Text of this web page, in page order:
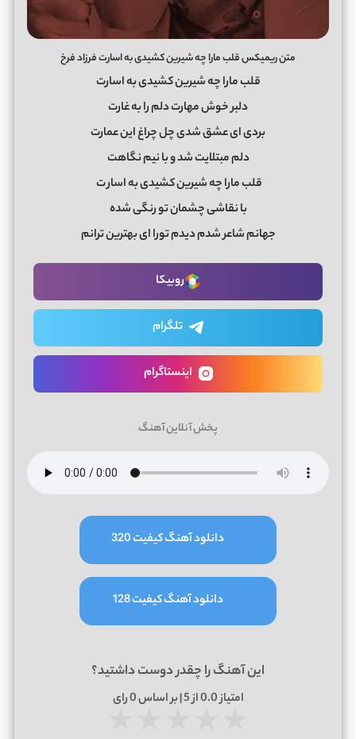
متن ریمیکس قلب مارا چه شیرین کشیدی به اسارت فرزاد فرخ
قلب مارا چه شیرین کشیدی به اسارت
دلبر خوش مهارت دلم را به غارت
بردی ای عشق شدی چل چراغ این عمارت
دلم مبتلایت شد و با نیم نگاهت
قلب مارا چه شیرین کشیدی به اسارت
با نقاشی چشمان تو رنگی شده
جهانم شاعر شدم دیدم تورا ای بهترین ترانم
روبیکا
تلگرام
اینستاگرام
پخش آنلاین آهنگ
دانلود آهنگ کیفیت 320
دانلود آهنگ کیفیت 128
این آهنگ را چقدر دوست داشتید؟
امتیاز0.0از 5 | بر اساس 0رای